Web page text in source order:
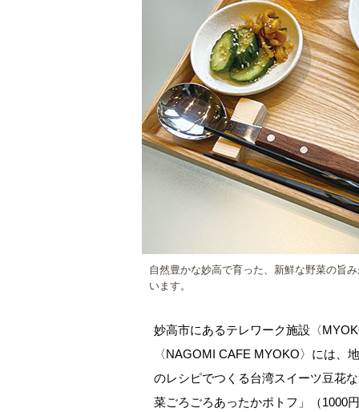
自然豊かな妙高で育った、新鮮な野菜の旨
います。
妙高市にあるテレワーク施設〈
〈NAGOMI CAFE MYOKO〉には、
のレシピでつくる台湾スイーツ豆花
菜ごろごろあったかポトフ」（1000